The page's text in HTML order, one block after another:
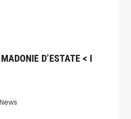
D’ESTATE < I
News